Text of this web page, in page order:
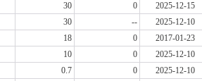
30 0 2025-12-15
30 -- 2025-12-10
18 0 2017-01-23
10 0 2025-12-10
0.7 0 2025-12-10